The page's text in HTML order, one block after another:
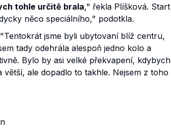
tohle určitě brala," řekla Plíšková. Start
něco speciálního," podotkla.
jsme byli ubytovaní blíž centru,
tady odehrála alespoň jedno kolo a
Bylo by asi velké překvapení, kdybych
ale dopadlo to takhle. Nejsem z toho